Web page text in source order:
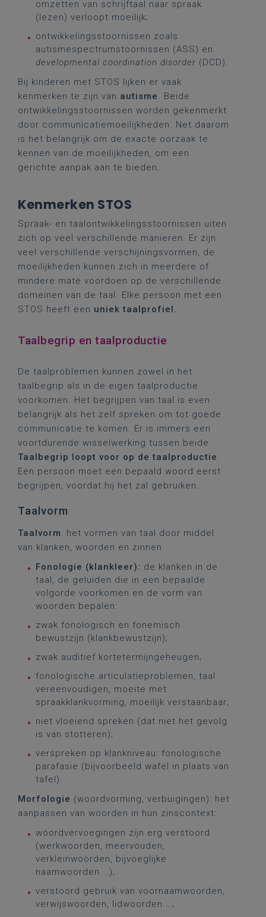
omzetten van schrijftaal naar spraak
(lezen) verloopt moeilijk;
ontwikkelingsstoornissen zoals
autismespectrumstoornissen (ASS) en
developmental coordination disorder (DCD).
Bij kinderen met STOS lijken er vaak
kenmerken te zijn van autisme. Beide
ontwikkelingsstoornissen worden gekenmerkt
door communicatiemoeilijkheden. Net daarom
is het belangrijk om de exacte oorzaak te
kennen van de moeilijkheden, om een
gerichte aanpak aan te bieden.
Kenmerken STOS
Spraak- en taalontwikkelingsstoornissen uiten
zich op veel verschillende manieren. Er zijn
veel verschillende verschijningsvormen, de
moeilijkheden kunnen zich in meerdere of
mindere mate voordoen op de verschillende
domeinen van de taal. Elke persoon met een
STOS heeft een uniek taalprofiel.
Taalbegrip en taalproductie
De taalproblemen kunnen zowel in het
taalbegrip als in de eigen taalproductie
voorkomen. Het begrijpen van taal is even
belangrijk als het zelf spreken om tot goede
communicatie te komen. Er is immers een
voortdurende wisselwerking tussen beide.
Taalbegrip loopt voor op de taalproductie.
Een persoon moet een bepaald woord eerst
begrijpen, voordat hij het zal gebruiken.
Taalvorm
Taalvorm: het vormen van taal door middel
van klanken, woorden en zinnen.
Fonologie (klankleer): de klanken in de
taal, de geluiden die in een bepaalde
volgorde voorkomen en de vorm van
woorden bepalen:
zwak fonologisch en fonemisch
bewustzijn (klankbewustzijn);
zwak auditief kortetermijngeheugen;
fonologische articulatieproblemen, taal
vereenvoudigen, moeite met
spraakklankvorming, moeilijk verstaanbaar;
niet vloeiend spreken (dat niet het gevolg
is van stotteren);
verspreken op klankniveau: fonologische
parafasie (bijvoorbeeld wafel in plaats van
tafel).
Morfologie (woordvorming, verbuigingen): het
aanpassen van woorden in hun zinscontext:
woordvervoegingen zijn erg verstoord
(werkwoorden, meervouden,
verkleinwoorden, bijvoeglijke
naamwoorden …);
verstoord gebruik van voornaamwoorden,
verwijswoorden, lidwoorden …;